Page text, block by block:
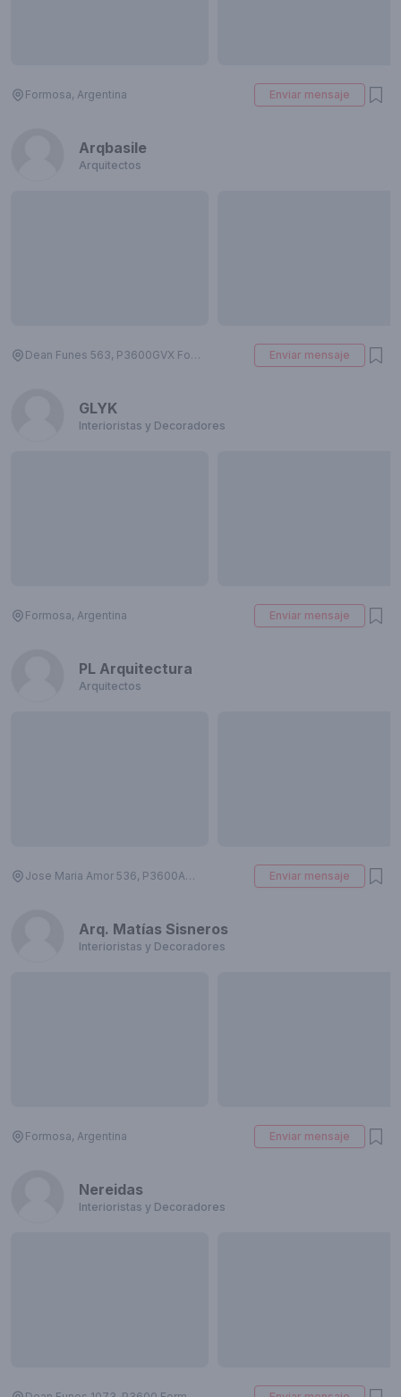
Formosa, Argentina Enviar mensaje
Arqbasile
Arquitectos
Dean Funes 563, P3600GVX Formosa, Argentina Enviar mensaje
GLYK
Interioristas y Decoradores
Formosa, Argentina Enviar mensaje
PL Arquitectura
Arquitectos
Jose Maria Amor 536, P3600ANY Formosa, Argentina Enviar mensaje
Arq. Matías Sisneros
Interioristas y Decoradores
Formosa, Argentina Enviar mensaje
Nereidas
Interioristas y Decoradores